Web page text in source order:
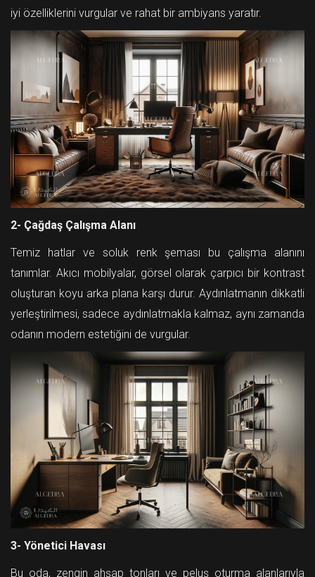
iyi özelliklerini vurgular ve rahat bir ambiyans yaratır.
2- Çağdaş Çalışma Alanı
Temiz hatlar ve soluk renk şeması bu çalışma alanını
tanımlar. Akıcı mobilyalar, görsel olarak çarpıcı bir kontrast
oluşturan koyu arka plana karşı durur. Aydınlatmanın dikkatli
yerleştirilmesi, sadece aydınlatmakla kalmaz, aynı zamanda
odanın modern estetiğini de vurgular.
3- Yönetici Havası
Bu oda, zengin ahşap tonları ve peluş oturma alanlarıyla